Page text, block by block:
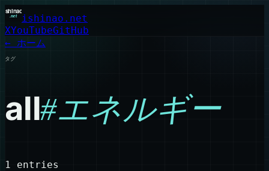
ishinao.net
XYouTubeGitHub
← ホーム
タグ
all#エネルギー
1
entries